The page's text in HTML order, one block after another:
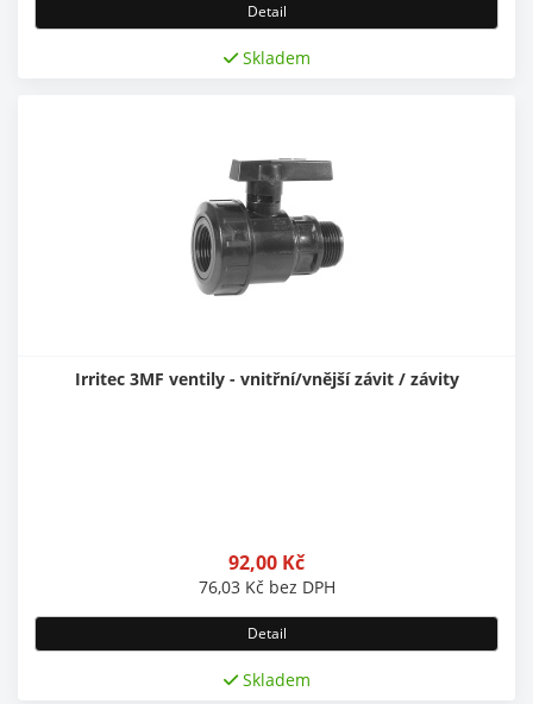
Detail
Skladem
Irritec 3MF ventily - vnitřní/vnější závit / závity
92,00 Kč
76,03 Kč bez DPH
Detail
Skladem